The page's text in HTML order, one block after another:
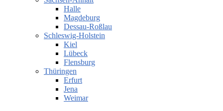
Halle
Magdeburg
Dessau-Roßlau
Schleswig-Holstein
Kiel
Lübeck
Flensburg
Thüringen
Erfurt
Jena
Weimar